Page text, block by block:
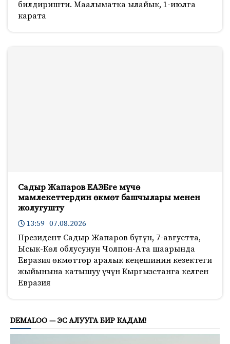
билдиришти. Маалыматка ылайык, 1-июлга
карата
Садыр Жапаров ЕАЭБге мүчө
мамлекеттердин өкмөт башчылары менен
жолугушту
13:59 07.08.2026
Президент Садыр Жапаров бүгүн, 7-августта,
Ысык-Көл облусунун Чолпон-Ата шаарында
Евразия өкмөттөр аралык кеңешинин кезектеги
жыйынына катышуу үчүн Кыргызстанга келген
Евразия
DEMALOO — ЭС АЛУУГА БИР КАДАМ!